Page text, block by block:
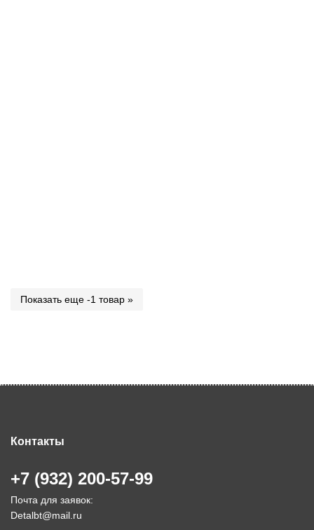
Показать еще -1 товар »
Контакты
+7 (932) 200-57-99
Почта для заявок:
Detalbt@mail.ru